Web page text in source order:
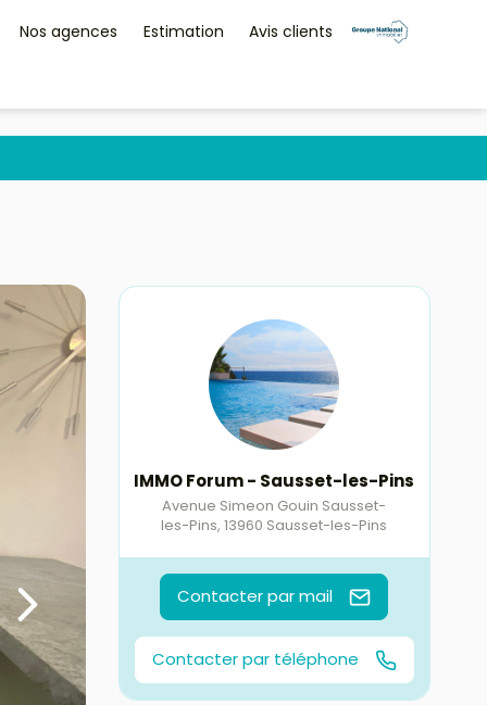
Nos agences Estimation Avis clients
IMMO Forum - Sausset-les-Pins
Avenue Simeon Gouin Sausset-
les-Pins,13960 Sausset-les-Pins
Contacter par mail
Contacter par téléphone